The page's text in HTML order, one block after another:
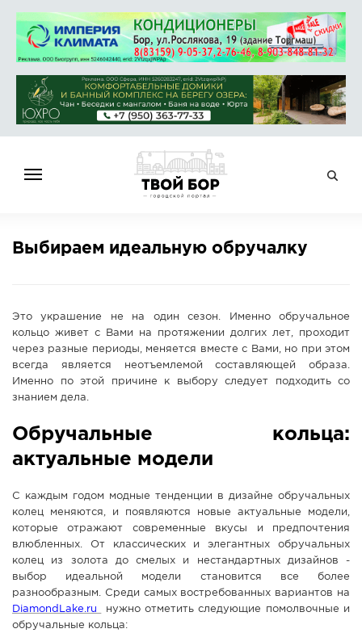
НОВОСТИ
РАБОТА
АФИША
СПРАВКА
КОНКУРСЫ
СТАТЬИ
ПРЕДЛОЖИТЬ НОВОСТЬ
ФОТО
Выбираем идеальную обручалку
Это украшение не на один сезон. Именно обручальное
кольцо живет с Вами на протяжении долгих лет, проходит
через разные периоды, меняется вместе с Вами, но при этом
всегда является неотъемлемой составляющей образа.
Именно по этой причине к выбору следует подходить со
знанием дела.
Обручальные кольца:
актуальные модели
С каждым годом модные тенденции в дизайне обручальных
колец меняются, и появляются новые актуальные модели,
которые отражают современные вкусы и предпочтения
влюбленных. От классических и элегантных обручальных
колец из золота до смелых и нестандартных дизайнов -
выбор идеальной модели становится все более
разнообразным. Среди самых востребованных вариантов на
DiamondLake.ru
нужно отметить следующие помолвочные и
обручальные кольца: